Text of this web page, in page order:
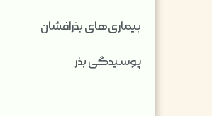
بیماری‌های بذرافشان
پوسیدگی بذر